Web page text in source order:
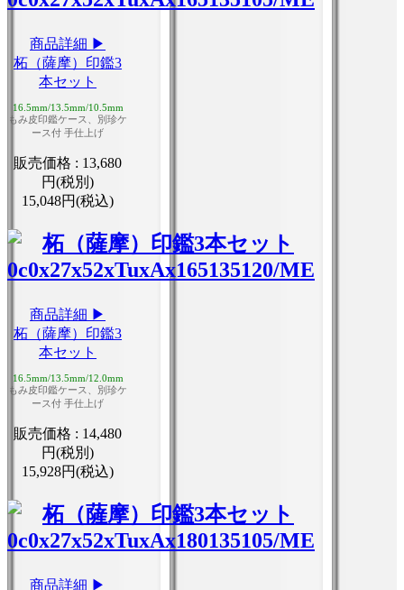
商品詳細 ▶
柘（薩摩）印鑑3
本セット
16.5mm/13.5mm/10.5mm
もみ皮印鑑ケース、別珍ケ
ース付 手仕上げ
販売価格 : 13,680
円(税別)
15,048円(税込)
商品詳細 ▶
柘（薩摩）印鑑3
本セット
16.5mm/13.5mm/12.0mm
もみ皮印鑑ケース、別珍ケ
ース付 手仕上げ
販売価格 : 14,480
円(税別)
15,928円(税込)
商品詳細 ▶